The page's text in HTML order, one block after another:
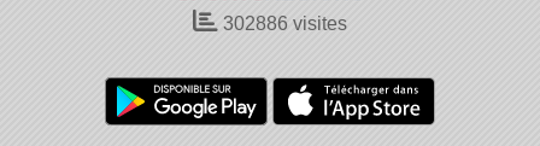
302886 visites